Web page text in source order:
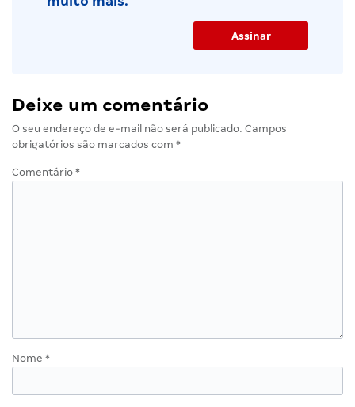
Deixe um comentário
O seu endereço de e-mail não será publicado. Campos
obrigatórios são marcados com *
Comentário *
Nome *